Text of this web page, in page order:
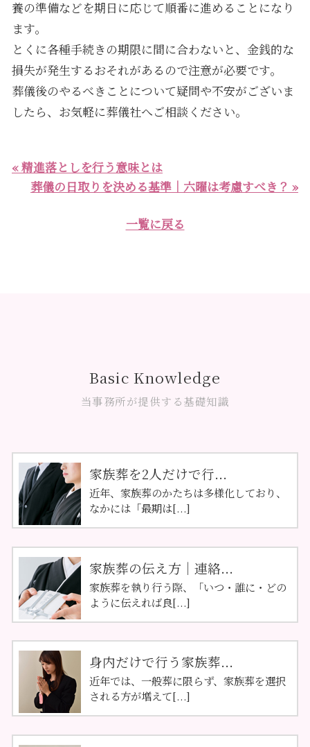
養の準備などを期日に応じて順番に進めることになり
ます。
とくに各種手続きの期限に間に合わないと、金銭的な
損失が発生するおそれがあるので注意が必要です。
葬儀後のやるべきことについて疑問や不安がございま
したら、お気軽に葬儀社へご相談ください。
« 精進落としを行う意味とは
葬儀の日取りを決める基準｜六曜は考慮すべき？ »
一覧に戻る
Basic Knowledge
当事務所が提供する基礎知識
家族葬を2人だけで行...
近年、家族葬のかたちは多様化しており、
なかには「最期は[...]
家族葬の伝え方｜連絡...
家族葬を執り行う際、「いつ・誰に・どの
ように伝えれば良[...]
身内だけで行う家族葬...
近年では、一般葬に限らず、家族葬を選択
される方が増えて[...]